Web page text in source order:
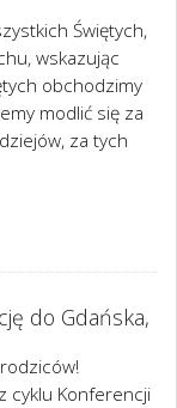
Świętych,
wskazując
obchodzimy
modlić się za
za tych
do Gdańska,
cyklu Konferencji